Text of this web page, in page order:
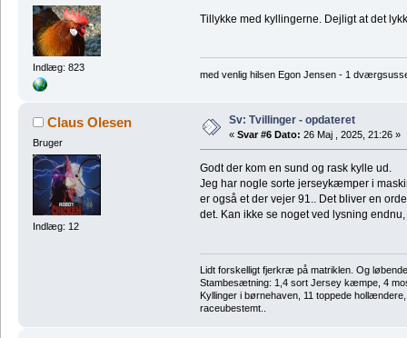
Indlæg: 823
Tillykke med kyllingerne. Dejligt at det
med venlig hilsen Egon Jensen - 1
Claus Olesen
Bruger
Indlæg: 12
Sv: Tvillinger - opdateret
« Svar #6 Dato: 26 Maj , 2025, 21:26 »
Godt der kom en sund og rask kylle ud.
Jeg har nogle sorte jerseykæmper i
er også et der vejer 91.. Det bliver en
det. Kan ikke se noget ved lysning
Lidt forskelligt fjerkræ på matriklen. Og
Stambesætning: 1,4 sort Jersey kæmpe, 4
Kyllinger i børnehaven, 11 toppede
raceubestemt..